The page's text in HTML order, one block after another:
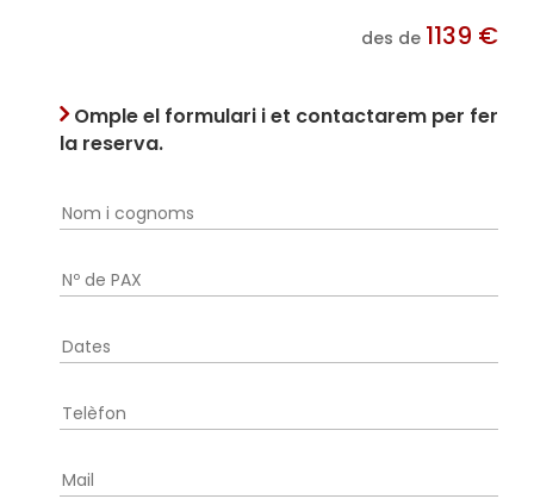
des de 1139 €
Omple el formulari i et contactarem per fer
la reserva.